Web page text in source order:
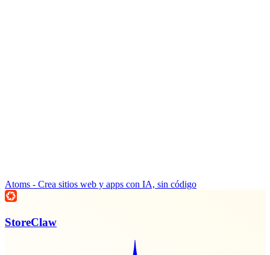
Atoms - Crea sitios web y apps con IA, sin código
StoreClaw